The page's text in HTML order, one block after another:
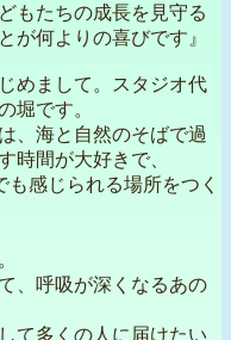
もたちの成長を見守る
が何よりの喜びです』
めまして。スタジオ代
堀です。
、海と自然のそばで過
時間が大好きで、
も感じられる場所をつく
、呼吸が深くなるあの
て多くの人に届けたい